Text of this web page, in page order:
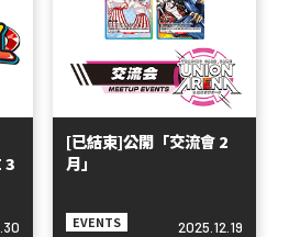
3
[已結束]公開「交流會 2
月」
EVENTS 2025.12.19